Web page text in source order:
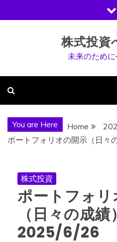
to
株式投資
未来のため
You are Here Home
ポートフォリオの開示（日
株式投資
ポートフォ
（日々の成績
2025/6/26